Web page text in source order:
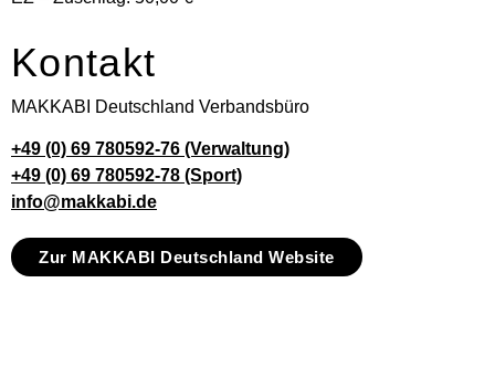
Kontakt
MAKKABI Deutschland Verbandsbüro
+49 (0) 69 780592-76 (Verwaltung)
+49 (0) 69 780592-78 (Sport)
info@makkabi.de
Zur MAKKABI Deutschland Website